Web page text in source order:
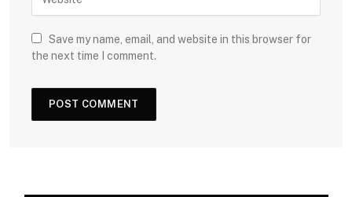
Save my name, email, and website in this browser for
the next time I comment.